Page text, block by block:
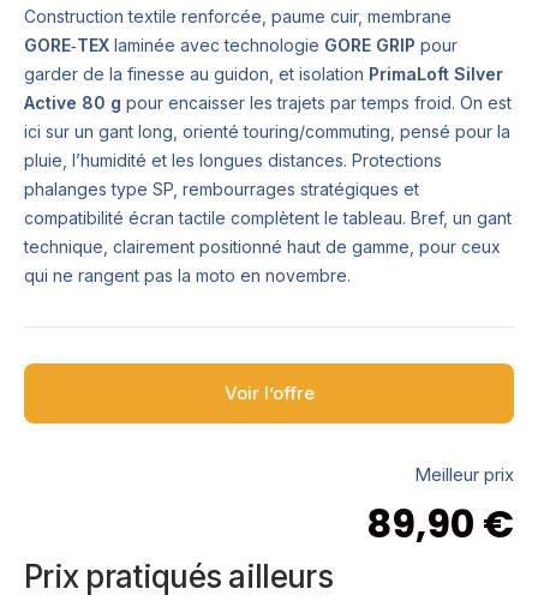
Construction textile renforcée, paume cuir, membrane
GORE‑TEX laminée avec technologie GORE GRIP pour
garder de la finesse au guidon, et isolation PrimaLoft Silver
Active 80 g pour encaisser les trajets par temps froid. On est
ici sur un gant long, orienté touring/commuting, pensé pour la
pluie, l’humidité et les longues distances. Protections
phalanges type SP, rembourrages stratégiques et
compatibilité écran tactile complètent le tableau. Bref, un gant
technique, clairement positionné haut de gamme, pour ceux
qui ne rangent pas la moto en novembre.
Voir l’offre
Meilleur prix
89,90 €
Prix pratiqués ailleurs